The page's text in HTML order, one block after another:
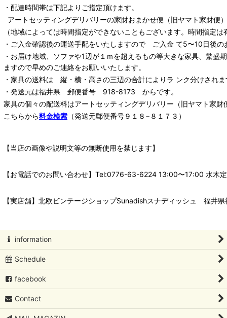
・配達時間帯は下記よりご指定頂けます。
アートセッティングデリバリーの家財おまかせ便 （旧ヤマト家財便
（地域によっては時間指定ができないこともございます。時間指定
・ご入金確認後の運送手配をいたしますので ご入金 て5〜10日後の
・お届け地域、ソファや1辺が１ｍを超えるもの等大きな家具、繁
ますので早めのご連絡をお願いいたします。
・家具の送料は 縦・横・高さの三辺の合計によりラ ンク分けされま
・発送元は福井県 郵便番号 918-8173 からです。
家具の個々の配送料はアートセッティングデリバリー （旧ヤマト家財
こちらから料金検索 （発送元郵便番号９１８−８１７３）
【当店の画像や説明文等の無断使用を禁じます】
【お電話でのお問い合わせ】Tel:0776-63-6224 13:00〜17:00 水木
【実店舗】北欧ビンテージショップSunadishスナディッシュ 福井
information
Schedule
facebook
Contact